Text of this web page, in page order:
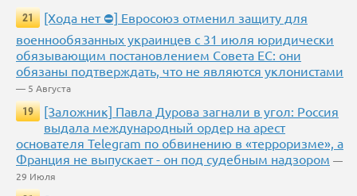
21
[Хода нет ⛔] Евросоюз отменил защиту для
военнообязанных украинцев с 31 июля юридически
обязывающим постановлением Совета ЕС: они
обязаны подтверждать, что не являются уклонистами
— 5 Августа
19
[Заложник] Павла Дурова загнали в угол: Россия
выдала международный ордер на арест
основателя Telegram по обвинению в «терроризме», а
Франция не выпускает - он под судебным надзором —
29 Июля